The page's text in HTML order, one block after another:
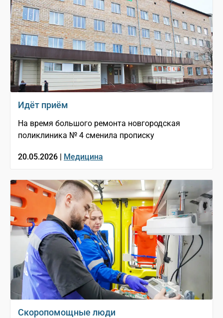
Идёт приём
На время большого ремонта новгородская
поликлиника № 4 сменила прописку
20.05.2026 | Медицина
Скоропомощные люди